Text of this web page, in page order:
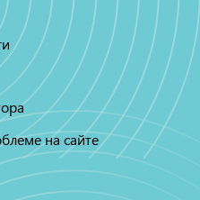
на сайте